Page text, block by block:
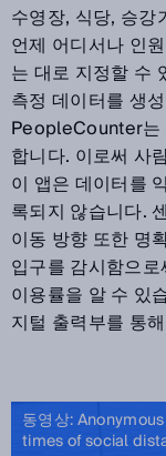
수영장, 식당, 승
언제 어디서나 인
는 대로 지정할 수
측정 데이터를 생
PeopleCounter는
합니다. 이로써 사
이 앱은 데이터를
록되지 않습니다.
이동 방향 또한 명
입구를 감시함으
이용률을 알 수 있
지털 출력부를 통
동영상:
times of social